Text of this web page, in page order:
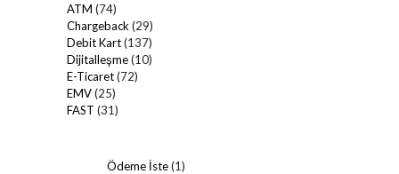
ATM (74)
Chargeback (29)
Debit Kart(137)
Dijitalleşme(10)
E-Ticaret(72)
EMV(25)
FAST (31)
Ödeme İste(1)